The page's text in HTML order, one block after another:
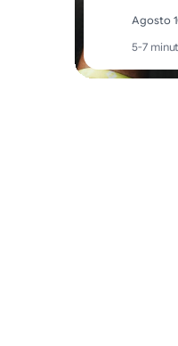
Agosto
5-7